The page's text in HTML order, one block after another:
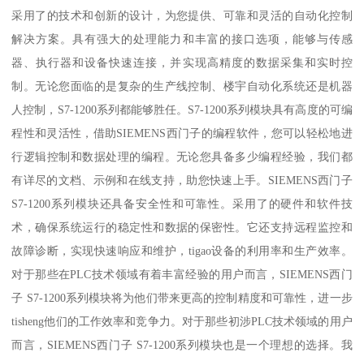
采用了的技术和创新的设计，为您提供、可靠和灵活的自动化控制
解决方案。具有强大的处理能力和丰富的接口选项，能够与传感
器、执行器和设备快速连接，并实现高精度的数据采集和实时控
制。无论您面临的是复杂的生产线控制、楼宇自动化系统还是机器
人控制，S7-1200系列都能够胜任。S7-1200系列模块具有高度的可编
程性和灵活性，借助SIEMENS西门子的编程软件，您可以轻松地进
行逻辑控制和数据处理的编程。无论您具备多少编程经验，我们都
有详尽的文档、示例和在线支持，助您快速上手。SIEMENS西门子
S7-1200系列模块还具备安全性和可靠性。采用了的硬件和软件技
术，确保系统运行的稳定性和数据的保密性。它还支持远程监控和
故障诊断，实现快速响应和维护，tigao设备的利用率和生产效率。
对于那些在PLC技术领域有着丰富经验的用户而言，SIEMENS西门
子 S7-1200系列模块将为他们带来更高的控制精度和可靠性，进一步
tisheng他们的工作效率和竞争力。对于那些初涉PLC技术领域的用户
而言，SIEMENS西门子 S7-1200系列模块也是一个理想的选择。我